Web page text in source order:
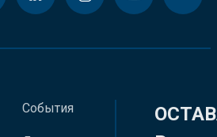
События